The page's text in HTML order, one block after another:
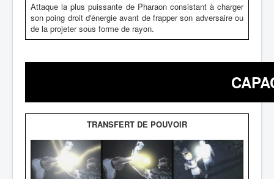
Attaque la plus puissante de Pharaon consistant à charger
son poing droit d'énergie avant de frapper son adversaire ou
de la projeter sous forme de rayon.
TRANSFERT DE POUVOIR